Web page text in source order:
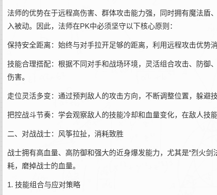
法师的优势在于远程高伤害、群体攻击能力强，同时拥有魔法盾
入被动。因此，法师在PK中必须坚守以下核心原则：
保持安全距离：始终与对手拉开足够的距离，利用远程攻击优势
技能合理搭配：根据不同对手和战场环境，灵活组合攻击、防御
伤害。
走位灵活多变：通过预判敌人的攻击方向，不断调整位置，躲
把控战斗节奏：学会观察敌人的技能冷却和血量变化，在敌人技
二、对战战士：风筝拉扯，消耗致胜
战士拥有高血量、高防御和强大的近身爆发能力，尤其是“烈火
耗，磨掉战士的血量。
1. 技能组合与应对策略